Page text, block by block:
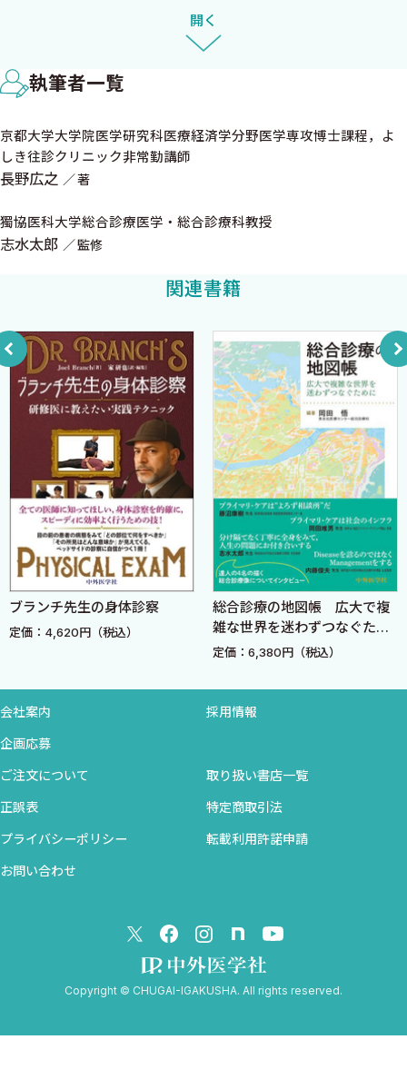
の辺りの作りは，長野先生のこれまでの内科医としての研鑽の中
で培われた真摯な姿勢が大変反映されていると感じます．また，作
成の中で長野先生と相談しましたが，本書は若手医師向けの書籍
したいという思いから作成されているため，そのような論調での
記載をご理解いただけますと幸甚です．
最後に，本書の監修作業において忍耐強くお付き合いくださっ
上げます．
本書が読者の皆様にとって明日からの診療に役に立ち，診断の
質の向上に貢献することを心より願っています．
獨協医科大学 総合診療医学・総合診療科 教授
志水太郎
臨床推論は掴みどころのないプロセスである．医師になりたて
の頃，上級医が診断に至る思考過程が全くわからなかった．疾患
を勉強しても，自身でまた症候からその疾患を診断できるのか自信
が持てなかった．「キーフレーズとミミッカー」．自分は今この2
つを臨床推論の切り口として持っている．日々の臨床や臨床推論
の勉強会，そしてケースを読む際などで診断に迷ったら，「この
症例をキーフレーズ化するなら何なのか」「ミミッカーの視点で考
キーフレーズとは「鑑別を絞るために適切に表現された
problem」を指す．診療から得た病歴，身体所見，ラボデータとい
った情報を正しく医学言語化し，鑑別が絞りやすいように上手く
選択し組み合わせることでキーフレーズを作成する．この作業を行
レーズについては「ジェネラリストのための内科診断キーフレー
ズ」（医学書院；2022年）で扱っているので，興味がある方は読
んで頂きたい．
論理的な考えができず，初めに思いついた診断から離れられない
経験は誰でもしたことがあるのではないだろうか．しかし，初めに
直観的に思いついた診断にはバイアスがかかっていることが多
を上手く組み合わせる方法である．直観的な診断のミミッカーと
肺炎とは？
［コラム］誤嚥性肺炎を診るときに考えること
2 特発性器質化肺炎，慢性好酸球性肺炎
3 結核
4 悪性腫瘍
5 肺梗塞
6 その他
［コラム］アスピリン喘息について
1 心不全
2 COPD
3 アナフィラキシー
4 EDAC，気管支軟化症
5 声帯機能不全
6 その他
4 敗血症
敗血症とは？
1 熱射病（heat stroke）
［コラム］無汗症の背景疾患は？
［コラム］抗コリン作用は副作用の宝庫！
3 甲状腺クリーゼ
5 感冒，インフルエンザ
感冒，インフルエンザとは？
2 麻疹
［コラム］麻疹，風疹とワクチン接種歴
［コラム］COVID-19
開く
執筆者一覧
京都大学大学院医学研究科医療経済学分野医学専攻博士課程，よ
しき往診クリニック非常勤講師
長野広之 著
獨協医科大学総合診療医学・総合診療科教授
志水太郎 監修
関連書籍
ブランチ先生の身体診察
定価：4,620円（税込）
総合診療の地図帳 広大で複
雑な世界を迷わずつなぐため
に
定価：6,380円（税込）
会社案内 採用情報
企画応募
ご注文について 取り扱い書店一覧
正誤表 特定商取引法
プライバシーポリシー 転載利用許諾申請
お問い合わせ
Copyright © CHUGAI-IGAKUSHA. All rights reserved.